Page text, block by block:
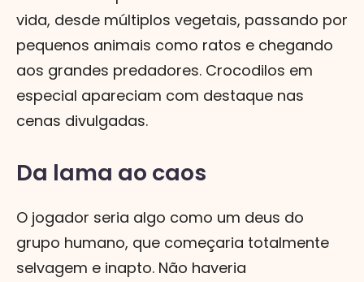
vida, desde múltiplos vegetais, passando por
pequenos animais como ratos e chegando
aos grandes predadores. Crocodilos em
especial apareciam com destaque nas
cenas divulgadas.
Da lama ao caos
O jogador seria algo como um deus do
grupo humano, que começaria totalmente
selvagem e inapto. Não haveria